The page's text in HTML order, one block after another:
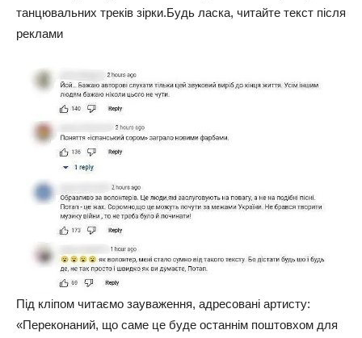
танцювальних треків зірки.Будь ласка, читайте текст після
реклами
Під кліпом читаємо зауваження, адресовані артисту:
«Переконаний, що саме це буде останнім поштовхом для